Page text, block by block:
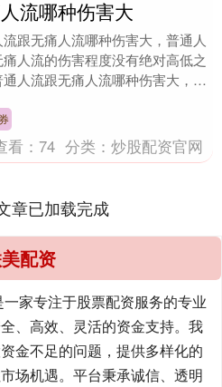
流哪种伤害大
跟无痛人流哪种伤害大，普通人
人流的伤害程度没有绝对高低之
人流跟无痛人流哪种伤害大，很
甚至认....
看：74 分类：炒股配资官网
章已加载完成
配资
家专注于股票配资服务的专业
、高效、灵活的资金支持。我
金不足的问题，提供多样化的
场机遇。平台秉承诚信、透明